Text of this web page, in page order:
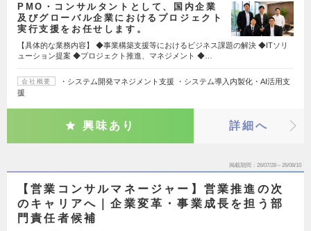
PMO・コンサルタントとして、国内企業
及びグローバル企業におけるプロジェクト
実行支援をお任せします。
【具体的な業務内容】 ◆事業構築支援等におけるビジネス課題の解決 ◆ITソリ
ューション提案 ◆プロジェクト推進、マネジメント ◆…
会社概要
・システム開発マネジメント支援 ・システム導入内製化・AI活用支
援
興味あり 詳細へ
掲載期間 26/07/28～26/08/10
【営業コンサルマネージャー】営業推進の次
のキャリアへ｜企業変革・事業成長を担う部
門責任者候補